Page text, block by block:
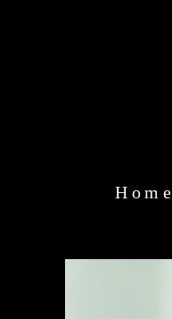
Home